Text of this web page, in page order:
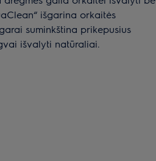
išgarina orkaitės
suminkština prikepusius
išvalyti natūraliai.